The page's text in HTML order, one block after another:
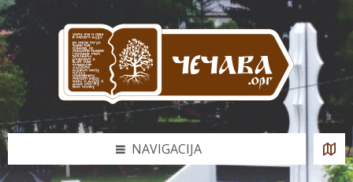
Skip
to
content
Skip
to
left
sidebar
Skip
to
footer
NAVIGACIJA